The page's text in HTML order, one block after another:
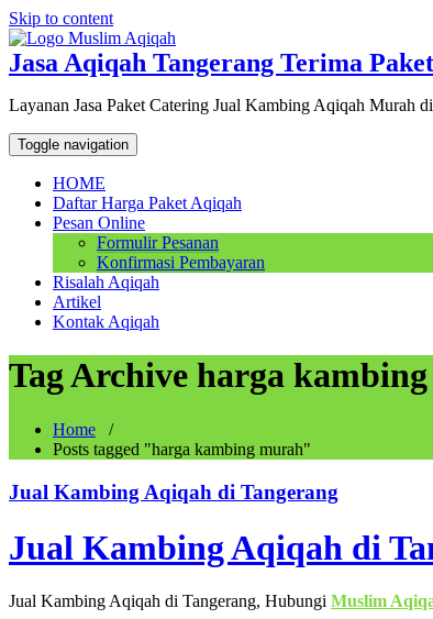
Skip to content
Jasa Aqiqah Tangerang Terima
Layanan Jasa Paket Catering Jual Kambing Aqiqah Murah
Toggle navigation
HOME
Daftar Harga Paket Aqiqah
Pesan Online
Formulir Pesanan
Konfirmasi Pembayaran
Risalah Aqiqah
Artikel
Kontak Aqiqah
Tag Archive harga
Home /
Posts tagged "harga kambing murah"
Jual Kambing Aqiqah di Tangerang
Jual Kambing Aqiqah di
Jual Kambing Aqiqah di Tangerang, Hubungi Muslim